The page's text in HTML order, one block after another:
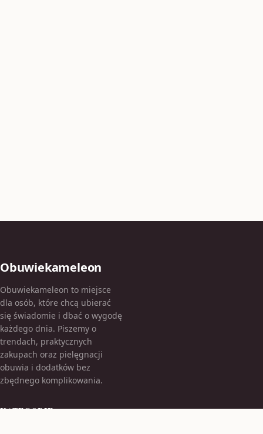
Obuwiekameleon
Obuwiekameleon to miejsce
dla osób, które chcą ubierać
się świadomie i dbać o wygodę
każdego dnia. Piszemy o
trendach, praktycznych
zakupach oraz pielęgnacji
obuwia i dodatków bez
zbędnego komplikowania.
KATEGORIE